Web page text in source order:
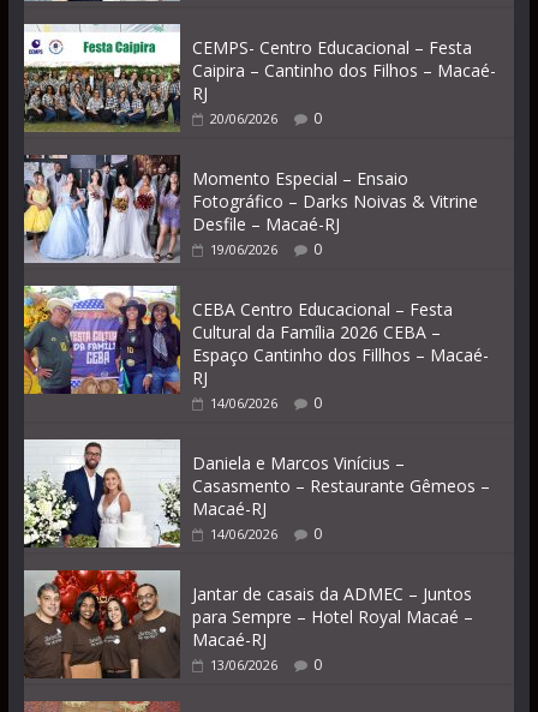
CEMPS- Centro Educacional – Festa
Caipira – Cantinho dos Filhos – Macaé-
RJ
20/06/2026 0
Momento Especial – Ensaio
Fotográfico – Darks Noivas & Vitrine
Desfile – Macaé-RJ
19/06/2026 0
CEBA Centro Educacional – Festa
Cultural da Família 2026 CEBA –
Espaço Cantinho dos Fillhos – Macaé-
RJ
14/06/2026 0
Daniela e Marcos Vinícius –
Casasmento – Restaurante Gêmeos –
Macaé-RJ
14/06/2026 0
Jantar de casais da ADMEC – Juntos
para Sempre – Hotel Royal Macaé –
Macaé-RJ
13/06/2026 0